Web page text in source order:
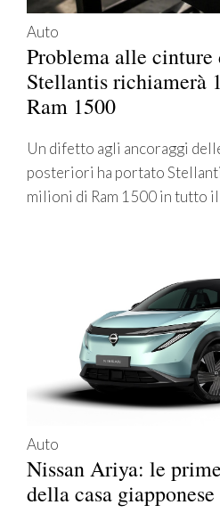
Auto
Problema alle cinture
Stellantis richiamerà
Ram 1500
Un difetto agli ancoraggi
posteriori ha portato
milioni di Ram 1500 in tutto
Auto
Nissan Ariya: le
della casa giapponese